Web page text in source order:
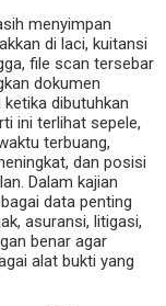
menyimpan
di laci, kuitansi
file scan tersebar
dokumen
ketika dibutuhkan
ini terlihat sepele,
terbuang,
dan posisi
Dalam kajian
data penting
asuransi, litigasi,
benar agar
alat bukti yang